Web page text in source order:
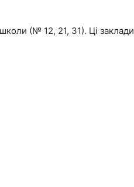
(№ 12, 21, 31). Ці заклади